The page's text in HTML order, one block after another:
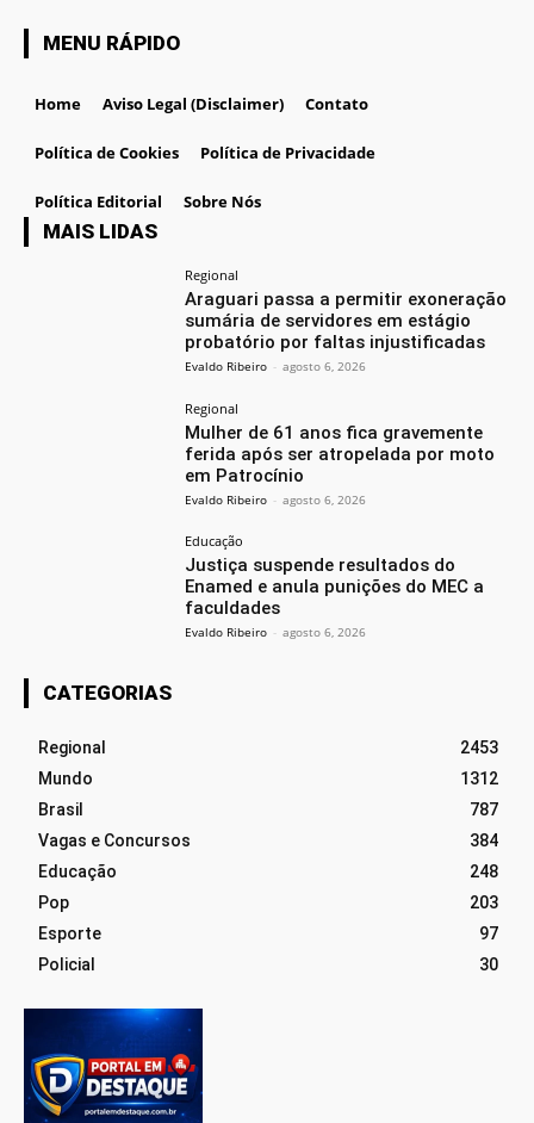
MENU RÁPIDO
Home Aviso Legal (Disclaimer) Contato
Política de Cookies Política de Privacidade
Política Editorial Sobre Nós
MAIS LIDAS
Regional
Araguari passa a permitir exoneração
sumária de servidores em estágio
probatório por faltas injustificadas
Evaldo Ribeiro - agosto 6, 2026
Regional
Mulher de 61 anos fica gravemente
ferida após ser atropelada por moto
em Patrocínio
Evaldo Ribeiro - agosto 6, 2026
Educação
Justiça suspende resultados do
Enamed e anula punições do MEC a
faculdades
Evaldo Ribeiro - agosto 6, 2026
CATEGORIAS
Regional
2453
Mundo
1312
Brasil
787
Vagas e Concursos
384
Educação
248
Pop
203
Esporte
97
Policial
30